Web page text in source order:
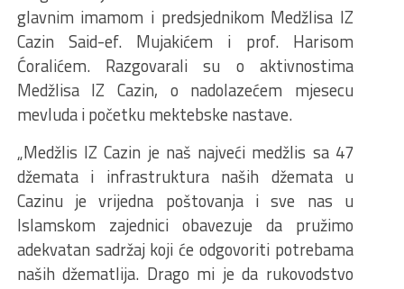
glavnim imamom i predsjednikom Medžlisa IZ
Cazin Said-ef. Mujakićem i prof. Harisom
Ćoralićem. Razgovarali su o aktivnostima
Medžlisa IZ Cazin, o nadolazećem mjesecu
mevluda i početku mektebske nastave.
„Medžlis IZ Cazin je naš najveći medžlis sa 47
džemata i infrastruktura naših džemata u
Cazinu je vrijedna poštovanja i sve nas u
Islamskom zajednici obavezuje da pružimo
adekvatan sadržaj koji će odgovoriti potrebama
naših džematlija. Drago mi je da rukovodstvo